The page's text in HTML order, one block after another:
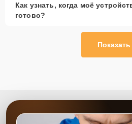
Как узнать, когда моё
готово?
Показать